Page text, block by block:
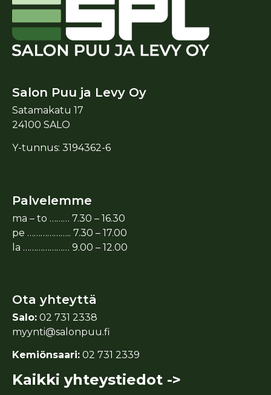
Salon Puu ja Levy Oy
Satamakatu 17
24100 SALO
Y-tunnus: 3194362-6
Palvelemme
ma – to ……… 7.30 – 16.30
pe ……………….. 7.30 – 17.00
la ………………… 9.00 – 12.00
Ota yhteyttä
Salo: 02 731 2338
myynti@salonpuu.fi
Kemiönsaari: 02 731 2339
Kaikki yhteystiedot ->